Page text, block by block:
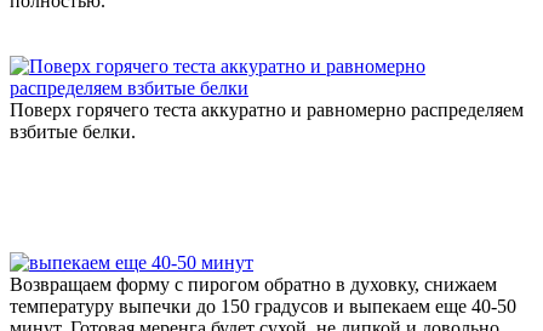
Поверх горячего теста аккуратно и равномерно распределяем
взбитые белки.
Возвращаем форму с пирогом обратно в духовку, снижаем
температуру выпечки до 150 градусов и выпекаем еще 40-50